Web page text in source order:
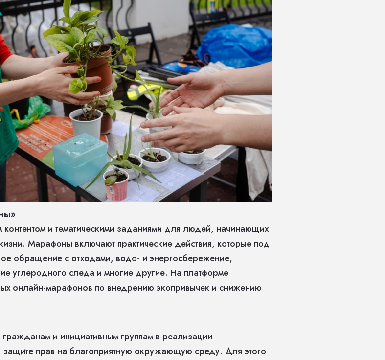
контентом и тематическими заданиями для людей, начинающих
Марафоны включают практические действия, которые под
обращение с отходами, водо- и энергосбережение,
углеродного следа и многие другие. На платформе
онлайн-марафонов по внедрению экопривычек и снижению
и инициативным группам в реализации
защите прав на благоприятную окружающую среду. Для этого